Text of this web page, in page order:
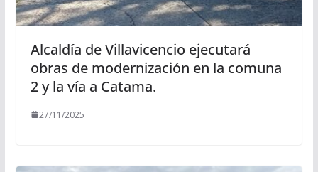
Alcaldía de Villavicencio ejecutará
obras de modernización en la comuna
2 y la vía a Catama.
27/11/2025